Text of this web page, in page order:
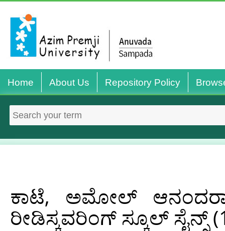
Home About Us Repository Policy
ಕಾಟೆ, ಅಮೋಲ್‌
ರೀಡಿಸ್ಕವರಿಂಗ್‌ ಸ್ಕೂಲ್‌ ಸೈನ್ಸ್‌